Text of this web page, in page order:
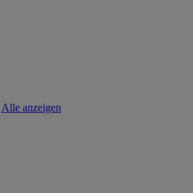
Alle anzeigen